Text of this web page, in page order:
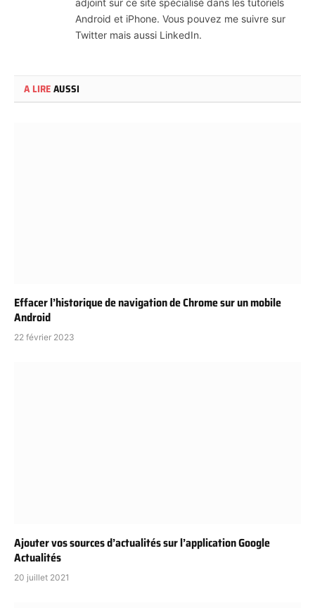
Android et iPhone. Vous pouvez me suivre sur
Twitter mais aussi LinkedIn.
A LIREAUSSI
Effacer l’historique de navigation de Chrome sur un mobile
Android
22 février 2023
Ajouter vos sources d’actualités sur l’application Google
Actualités
20 juillet 2021